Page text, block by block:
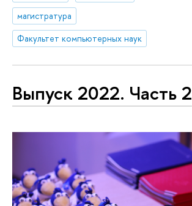
магистратура
Факультет компьютерных наук
Выпуск 2022. Часть 2